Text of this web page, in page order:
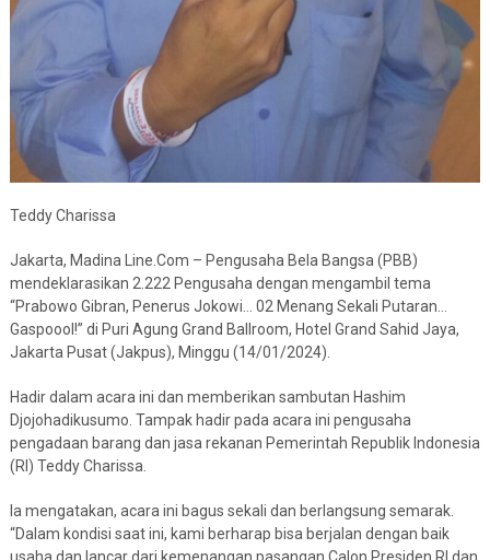
Teddy Charissa
Jakarta, Madina Line.Com – Pengusaha Bela Bangsa (PBB)
mendeklarasikan 2.222 Pengusaha dengan mengambil tema
“Prabowo Gibran, Penerus Jokowi… 02 Menang Sekali Putaran…
Gaspoool!” di Puri Agung Grand Ballroom, Hotel Grand Sahid Jaya,
Jakarta Pusat (Jakpus), Minggu (14/01/2024).
Hadir dalam acara ini dan memberikan sambutan Hashim
Djojohadikusumo. Tampak hadir pada acara ini pengusaha
pengadaan barang dan jasa rekanan Pemerintah Republik Indonesia
(RI) Teddy Charissa.
Ia mengatakan, acara ini bagus sekali dan berlangsung semarak.
“Dalam kondisi saat ini, kami berharap bisa berjalan dengan baik